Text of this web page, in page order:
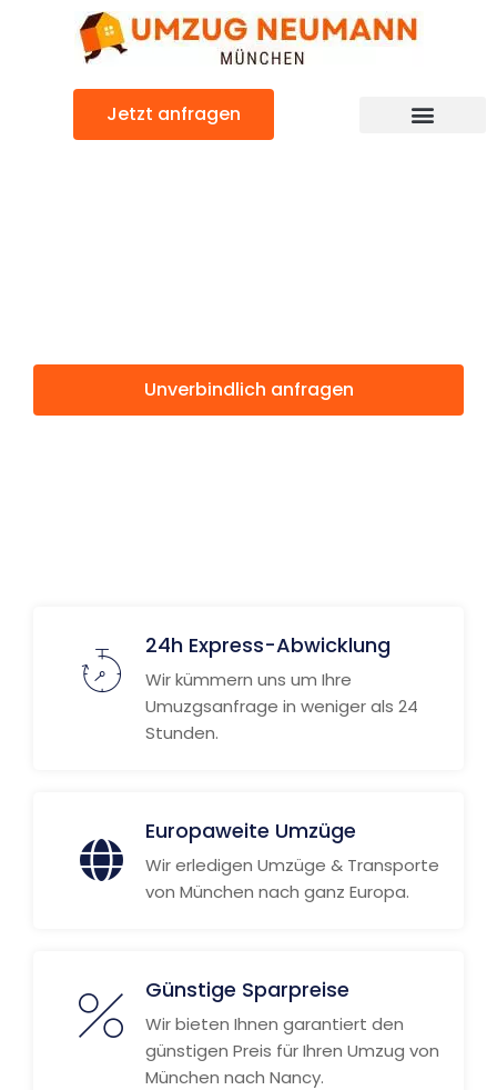
Jetzt anfragen
Unverbindlich anfragen
24h Express-Abwicklung
Wir kümmern uns um Ihre
Umuzgsanfrage in weniger als 24
Stunden.
Europaweite Umzüge
Wir erledigen Umzüge & Transporte
von München nach ganz Europa.
Günstige Sparpreise
Wir bieten Ihnen garantiert den
günstigen Preis für Ihren Umzug von
München nach Nancy.